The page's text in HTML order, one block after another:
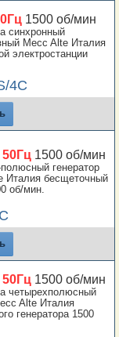
1500 об/мин
синхронный
Mecc Alte Италия
электростанции
4C
1500 об/мин
генератор
Италия бесщеточный
об/мин.
1500 об/мин
четырехполюсный
Alte Италия
генератора 1500